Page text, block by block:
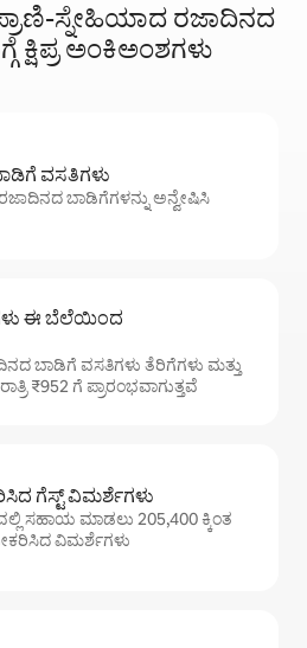
ಸ್ನೇಹಿಯಾದ ರಜಾದಿನದ
ಕ್ಷಿಪ್ರ ಅಂಕಿಅಂಶಗಳು
ವಸತಿಗಳು
ಬಾಡಿಗೆಗಳನ್ನು ಅನ್ವೇಷಿಸಿ
ಈ ಬೆಲೆಯಿಂದ
ಬಾಡಿಗೆ ವಸತಿಗಳು ತೆರಿಗೆಗಳು ಮತ್ತು
₹952 ಗೆ ಪ್ರಾರಂಭವಾಗುತ್ತವೆ
ಗೆಸ್ಟ್ ವಿಮರ್ಶೆಗಳು
ಸಹಾಯ ಮಾಡಲು 205,400 ಕ್ಕಿಂತ
ವಿಮರ್ಶೆಗಳು